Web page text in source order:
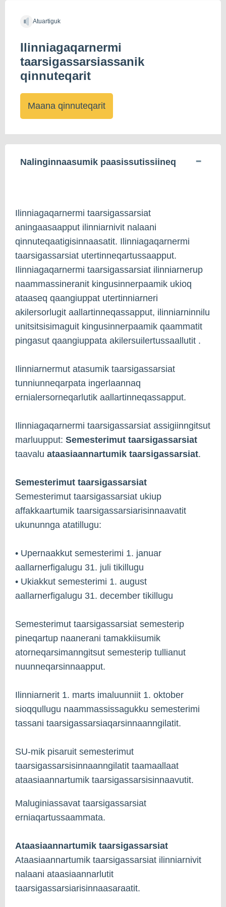
Atuartiguk
Ilinniagaqarnermi
taarsigassarsiassanik
qinnuteqarit
Maana qinnuteqarit
Nalinginnaasumik paasissutissiineq
Ilinniagaqarnermi taarsigassarsiat
aningaasaapput ilinniarnivit nalaani
qinnuteqaatigisinnaasatit. Ilinniagaqarnermi
taarsigassarsiat utertinneqartussaapput.
Ilinniagaqarnermi taarsigassarsiat ilinniarnerup
naammassineranit kingusinnerpaamik ukioq
ataaseq qaangiuppat utertinniarneri
akilersorlugit aallartinneqassapput, ilinniarninnilu
unitsitsisimaguit kingusinnerpaamik qaammatit
pingasut qaangiuppata akilersuilertussaallutit .
Ilinniarnermut atasumik taarsigassarsiat
tunniunneqarpata ingerlaannaq
ernialersorneqarlutik aallartinneqassapput.
Ilinniagaqarnermi taarsigassarsiat assigiinngitsut
marluupput: Semesterimut taarsigassarsiat
taavalu ataasiaannartumik taarsigassarsiat.
Semesterimut taarsigassarsiat
Semesterimut taarsigassarsiat ukiup
affakkaartumik taarsigassarsiarisinnaavatit
ukununnga atatillugu:
• Upernaakkut semesterimi 1. januar
aallarnerfigalugu 31. juli tikillugu
• Ukiakkut semesterimi 1. august
aallarnerfigalugu 31. december tikillugu
Semesterimut taarsigassarsiat semesterip
pineqartup naanerani tamakkiisumik
atorneqarsimanngitsut semesterip tullianut
nuunneqarsinnaapput.
Ilinniarnerit 1. marts imaluunniit 1. oktober
sioqqullugu naammassissagukku semesterimi
tassani taarsigassarsiaqarsinnaanngilatit.
SU-mik pisaruit semesterimut
taarsigassarsisinnaanngilatit taamaallaat
ataasiaannartumik taarsigassarsisinnaavutit.
Maluginiassavat taarsigassarsiat
erniaqartussaammata.
Ataasiaannartumik taarsigassarsiat
Ataasiaannartumik taarsigassarsiat ilinniarnivit
nalaani ataasiaannarlutit
taarsigassarsiarisinnaasaraatit.